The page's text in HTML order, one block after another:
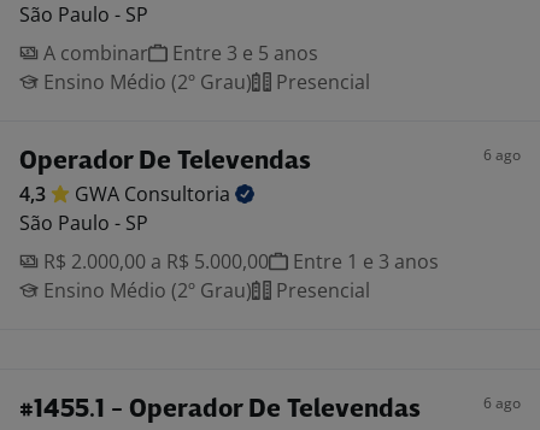
São Paulo - SP
A combinar
Entre 3 e 5 anos
Ensino Médio (2º Grau)
Presencial
Operador De Televendas 6 ago
4,3 GWA Consultoria
São Paulo - SP
R$ 2.000,00 a R$ 5.000,00
Entre 1 e 3 anos
Ensino Médio (2º Grau)
Presencial
#1455.1 - Operador De Televendas
6 ago